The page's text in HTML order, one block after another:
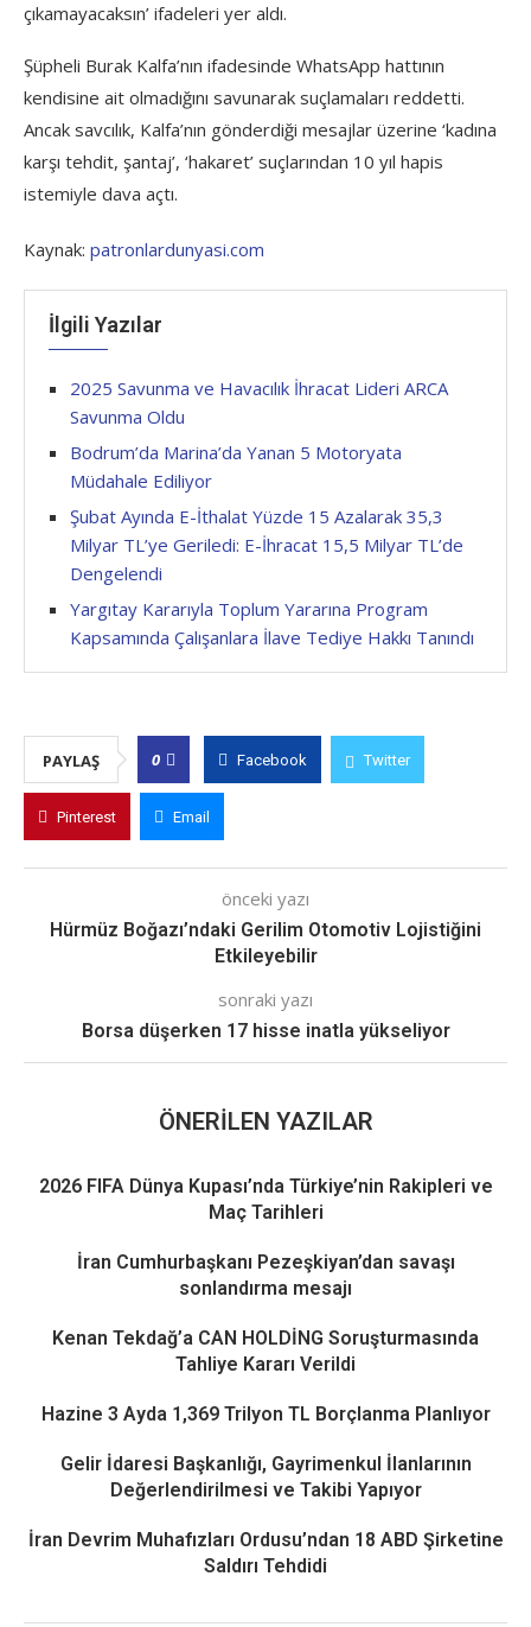
çıkamayacaksın’ ifadeleri yer aldı.
Şüpheli Burak Kalfa’nın ifadesinde WhatsApp hattının
kendisine ait olmadığını savunarak suçlamaları reddetti.
Ancak savcılık, Kalfa’nın gönderdiği mesajlar üzerine ‘kadına
karşı tehdit, şantaj’, ‘hakaret’ suçlarından 10 yıl hapis
istemiyle dava açtı.
Kaynak: patronlardunyasi.com
İlgili Yazılar
2025 Savunma ve Havacılık İhracat Lideri ARCA
Savunma Oldu
Bodrum’da Marina’da Yanan 5 Motoryata
Müdahale Ediliyor
Şubat Ayında E-İthalat Yüzde 15 Azalarak 35,3
Milyar TL’ye Geriledi: E-İhracat 15,5 Milyar TL’de
Dengelendi
Yargıtay Kararıyla Toplum Yararına Program
Kapsamında Çalışanlara İlave Tediye Hakkı Tanındı
PAYLAŞ 0 Facebook Twitter
Pinterest Email
önceki yazı
Hürmüz Boğazı’ndaki Gerilim Otomotiv Lojistiğini
Etkileyebilir
sonraki yazı
Borsa düşerken 17 hisse inatla yükseliyor
ÖNERILEN YAZILAR
2026 FIFA Dünya Kupası’nda Türkiye’nin Rakipleri ve
Maç Tarihleri
İran Cumhurbaşkanı Pezeşkiyan’dan savaşı
sonlandırma mesajı
Kenan Tekdağ’a CAN HOLDİNG Soruşturmasında
Tahliye Kararı Verildi
Hazine 3 Ayda 1,369 Trilyon TL Borçlanma Planlıyor
Gelir İdaresi Başkanlığı, Gayrimenkul İlanlarının
Değerlendirilmesi ve Takibi Yapıyor
İran Devrim Muhafızları Ordusu’ndan 18 ABD Şirketine
Saldırı Tehdidi